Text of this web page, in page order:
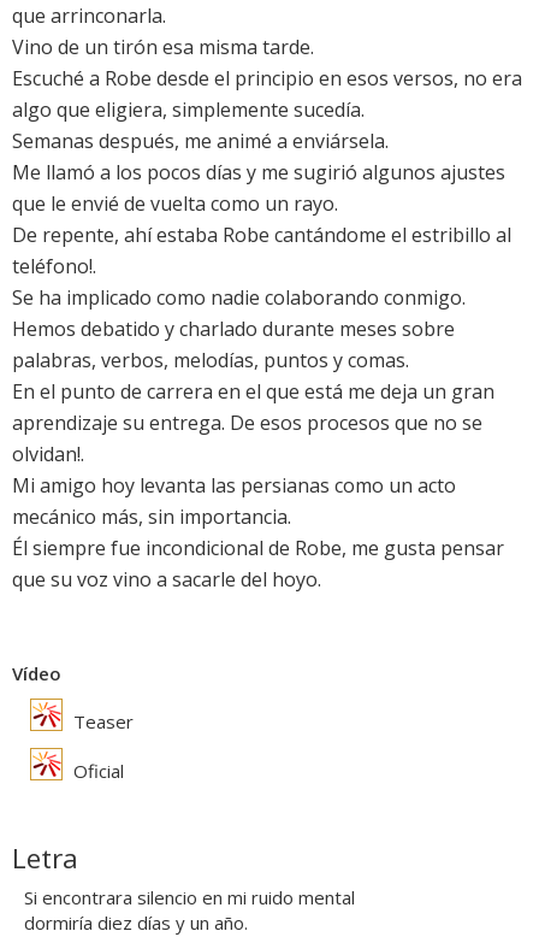
que arrinconarla.
Vino de un tirón esa misma tarde.
Escuché a Robe desde el principio en esos versos, no era
algo que eligiera, simplemente sucedía.
Semanas después, me animé a enviársela.
Me llamó a los pocos días y me sugirió algunos ajustes
que le envié de vuelta como un rayo.
De repente, ahí estaba Robe cantándome el estribillo al
teléfono!.
Se ha implicado como nadie colaborando conmigo.
Hemos debatido y charlado durante meses sobre
palabras, verbos, melodías, puntos y comas.
En el punto de carrera en el que está me deja un gran
aprendizaje su entrega. De esos procesos que no se
olvidan!.
Mi amigo hoy levanta las persianas como un acto
mecánico más, sin importancia.
Él siempre fue incondicional de Robe, me gusta pensar
que su voz vino a sacarle del hoyo.
Vídeo
Teaser
Oficial
Letra
Si encontrara silencio en mi ruido mental
dormiría diez días y un año.